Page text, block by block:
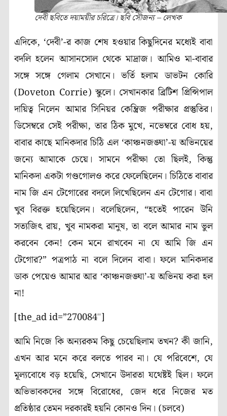
দেবী ছবিতে দয়াময়ীর চরিত্রে। ছবি সৌজন্য – লেখক
এদিকে, ‘দেবী’-র কাজ শেষ হওয়ার কিছুদিনের মধ্যেই বাবা
বদলি হলেন আসানসোল থেকে মাদ্রাজ। আমিও মা-বাবার
সঙ্গে সঙ্গে গেলাম সেখানে। ভর্তি হলাম ডাভটন কোরি
(Doveton Corrie)স্কুলে। সেখানকার ব্রিটিশ প্রিন্সিপাল
দায়িত্ব নিলেন আমার সিনিয়র কেম্ব্রিজ পরীক্ষার প্রস্তুতির।
ডিসেম্বরে সেই পরীক্ষা,তার ঠিক মুখে,নভেম্বরে বোধ হয়,
বাবার কাছে মানিকদার চিঠি এল ‘কাঞ্চনজঙ্ঘা’-য় অভিনয়ের
জন্যে আমাকে চেয়ে। সামনে পরীক্ষা তো ছিলই,কিন্তু
মানিকদা একটা গণ্ডগোলও করে ফেলেছিলেন। চিঠিতে বাবার
নাম জি এন টেগোরের বদলে লিখেছিলেন এন টেগোর। বাবা
খুব বিরক্ত হয়েছিলেন। বলেছিলেন, “হতেই পারেন উনি
সত্যজিৎ রায়, খুব নামকরা মানুষ,তা বলে আমার নাম ভুল
করবেন কেন! কেন মনে রাখবেন না যে আমি জি এন
টেগোর?” পত্রপাঠ না বলে দিলেন বাবা। ফলে মানিকদার
ডাক পেয়েও আমার আর ‘কাঞ্চনজঙ্ঘা’-য় অভিনয় করা হল
না!
[the_ad id=”270084″]
আমি নিজে কি অন্যরকম কিছু চেয়েছিলাম তখন?কী জানি,
এখন আর মনে করে বলতে পারব না। যে পরিবেশে, যে
মূল্যবোধে বড় হয়েছি, সেখানে উদারতা যথেষ্টই ছিল। ফলে
অভিভাবকদের সঙ্গে বিরোধের, জেদ ধরে নিজের মত
প্রতিষ্ঠার তেমন দরকারই হয়নি কোনও দিন। (চলবে)